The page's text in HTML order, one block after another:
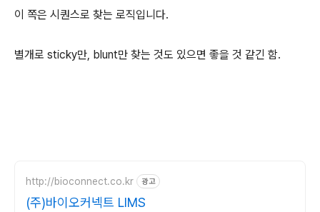
이 쪽은 시퀀스로 찾는 로직입니다.
별개로 sticky만, blunt만 찾는 것도 있으면 좋을 것 같긴 함.
http://bioconnect.co.kr 광고
(주)바이오커넥트 LIMS